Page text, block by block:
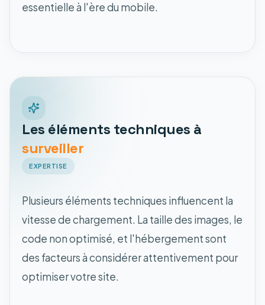
essentielle à l'ère du mobile.
Les éléments techniques à
surveiller
EXPERTISE
Plusieurs éléments techniques influencent la
vitesse de chargement. La taille des images, le
code non optimisé, et l'hébergement sont
des facteurs à considérer attentivement pour
optimiser votre site.